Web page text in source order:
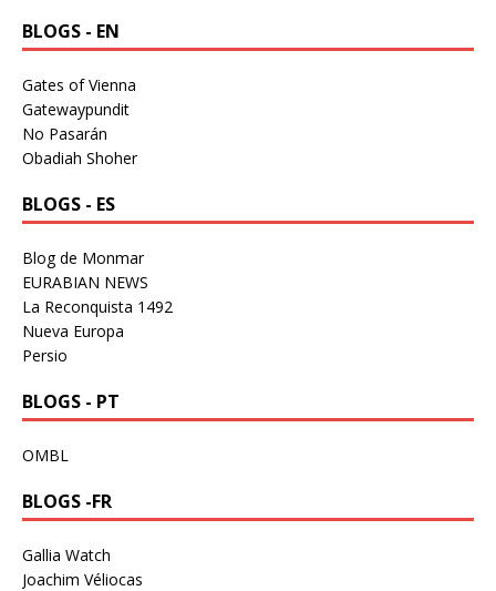
BLOGS - EN
Gates of Vienna
Gatewaypundit
No Pasarán
Obadiah Shoher
BLOGS - ES
Blog de Monmar
EURABIAN NEWS
La Reconquista 1492
Nueva Europa
Persio
BLOGS - PT
OMBL
BLOGS -FR
Gallia Watch
Joachim Véliocas